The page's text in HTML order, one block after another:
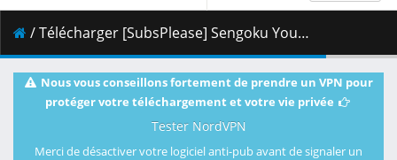
/ Télécharger [SubsPlease] Sengoku Youko - 13.5 (1080p) [9185EC37].mkv.001 ( 466.21 MB )
Nous vous conseillons fortement de prendre un VPN pour
protéger votre téléchargement et votre vie privée
Tester NordVPN
Merci de désactiver votre logiciel anti-pub avant de signaler un